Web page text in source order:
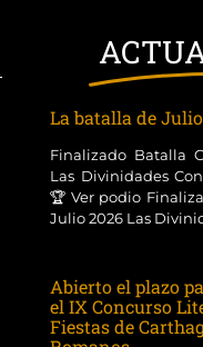
La batalla de
Finalizado Batalla
Las Divinidades
🏆 Ver podio
Julio 2026 Las
Abierto el plazo
el IX Concurso
Fiestas de